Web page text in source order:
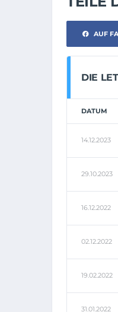
AUF
DIE
DATUM
14.12.2023
29.10.2023
16.12.2022
02.12.2022
19.02.2022
31.01.2022